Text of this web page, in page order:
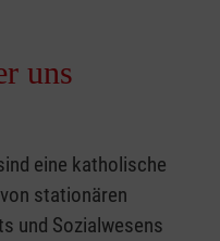
uns
eine katholische
stationären
und Sozialwesens